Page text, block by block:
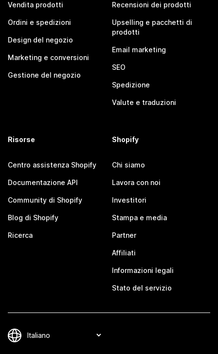
Vendita prodotti
Ordini e spedizioni
Design del negozio
Marketing e conversioni
Gestione del negozio
Recensioni dei prodotti
Upselling e pacchetti di
prodotti
Email marketing
SEO
Spedizione
Valute e traduzioni
Risorse
Centro assistenza Shopify
Documentazione API
Community di Shopify
Blog di Shopify
Ricerca
Shopify
Chi siamo
Lavora con noi
Investitori
Stampa e media
Partner
Affiliati
Informazioni legali
Stato del servizio